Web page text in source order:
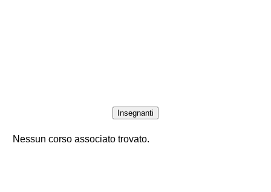
Insegnanti
Nessun corso associato trovato.